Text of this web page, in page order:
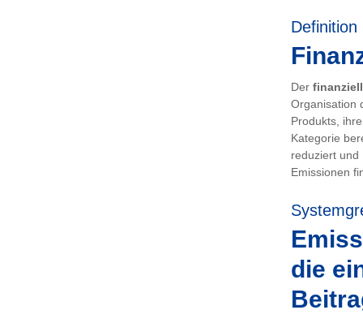
Definition
Der
Organisation
Produkts,
Kategorie
reduziert und
Emissionen
die